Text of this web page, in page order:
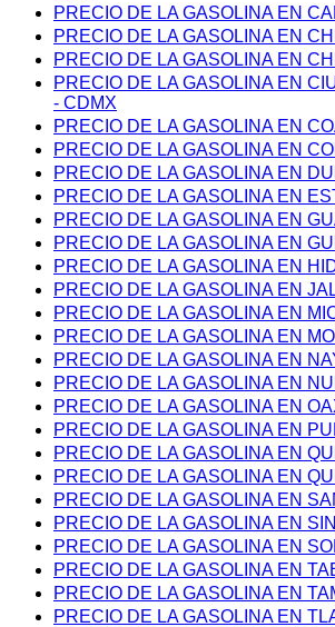
PRECIO DE LA GASOLINA EN
PRECIO DE LA GASOLINA EN
PRECIO DE LA GASOLINA EN
PRECIO DE LA GASOLINA EN
- CDMX
PRECIO DE LA GASOLINA EN
PRECIO DE LA GASOLINA EN
PRECIO DE LA GASOLINA EN
PRECIO DE LA GASOLINA EN
PRECIO DE LA GASOLINA EN
PRECIO DE LA GASOLINA EN
PRECIO DE LA GASOLINA EN
PRECIO DE LA GASOLINA EN
PRECIO DE LA GASOLINA EN
PRECIO DE LA GASOLINA EN
PRECIO DE LA GASOLINA EN
PRECIO DE LA GASOLINA EN
PRECIO DE LA GASOLINA EN
PRECIO DE LA GASOLINA EN
PRECIO DE LA GASOLINA EN
PRECIO DE LA GASOLINA EN
PRECIO DE LA GASOLINA EN
PRECIO DE LA GASOLINA EN
PRECIO DE LA GASOLINA EN
PRECIO DE LA GASOLINA EN
PRECIO DE LA GASOLINA EN
PRECIO DE LA GASOLINA EN